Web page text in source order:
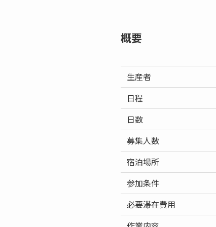
概要
生産者
日程
日数
募集人数
宿泊場所
参加条件
必要滞在費用